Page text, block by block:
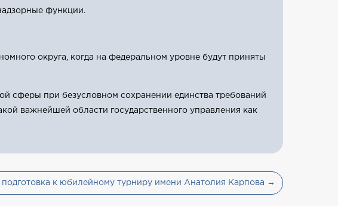
функции.
округа, когда на федеральном уровне будут приняты
сферы при безусловном сохранении единства требований
важнейшей области государственного управления как
к юбилейному турниру имени Анатолия Карпова →